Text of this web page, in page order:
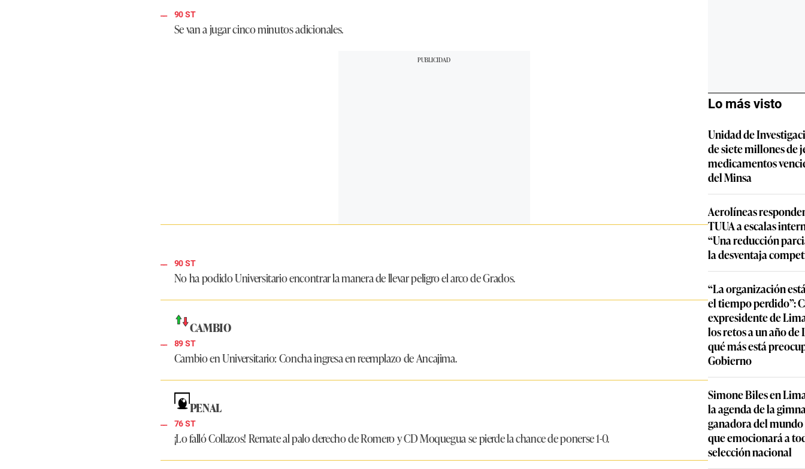
90 ST
Se van a jugar cinco minutos adicionales.
90 ST
No ha podido Universitario encontrar la manera de llevar peligro el arco de Grados.
CAMBIO
89 ST
Cambio en Universitario: Concha ingresa en reemplazo de Ancajima.
PENAL
76 ST
¡Lo falló Collazos! Remate al palo derecho de Romero y CD Moquegua se pierde la chance de ponerse 1-0.
Lo más visto
Unidad de
de siete millones de
medicamentos
del Minsa
Aerolíneas
TUUA a escalas
“Una reducción
la desventaja
“La organización
el tiempo perdido”:
expresidente de
los retos a un año de
qué más está
Gobierno
Simone Biles en
la agenda de la
ganadora del
que emocionará a
selección nacional